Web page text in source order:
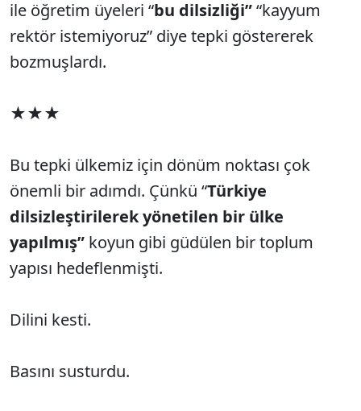
ile öğretim üyeleri “bu dilsizliği”“kayyum
rektör istemiyoruz” diye tepki göstererek
bozmuşlardı.
★★★
Bu tepki ülkemiz için dönüm noktası çok
önemli bir adımdı. Çünkü “Türkiye
dilsizleştirilerek yönetilen bir ülke
yapılmış” koyun gibi güdülen bir toplum
yapısı hedeflenmişti.
Dilini kesti.
Basını susturdu.